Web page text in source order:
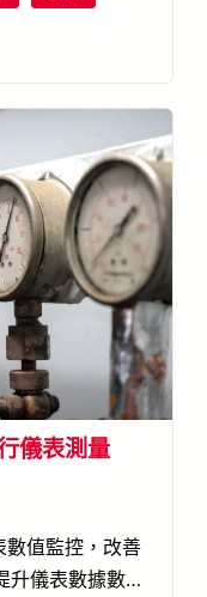
儀表測量
值監控，改善
升儀表數據數位